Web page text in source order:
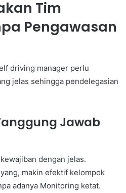
Tim
Pengawasan
driving manager perlu
jelas sehingga pendelegasian
Jawab
dengan jelas.
makin efektif kelompok
adanya Monitoring ketat.